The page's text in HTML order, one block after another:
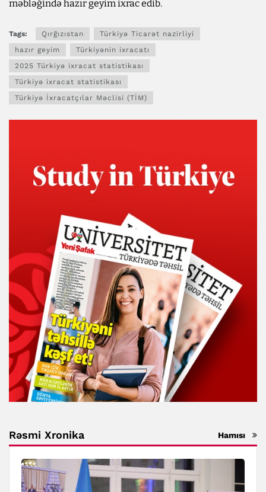
məbləğində hazır geyim ixrac edib.
Tags: Qırğızıstan
Türkiyə Ticarət nazirliyi
hazır geyim
Türkiyənin ixracatı
2025 Türkiyə ixracat statistikası
Türkiyə ixracat statistikası
Türkiyə İxracatçılar Məclisi (TİM)
Rəsmi Xronika Hamısı